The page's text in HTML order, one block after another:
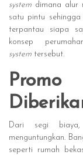
system dimana alur
satu pintu
terpantau siapa
konsep
system tersebut.
Dari segi biaya,
menguntungkan.
seperti rumah